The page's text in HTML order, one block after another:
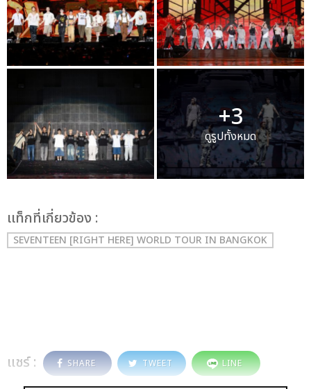
+3
ดูรูปทั้งหมด
เเท็กที่เกี่ยวข้อง :
SEVENTEEN [RIGHT HERE] WORLD TOUR IN BANGKOK
แชร์ : SHARE TWEET LINE